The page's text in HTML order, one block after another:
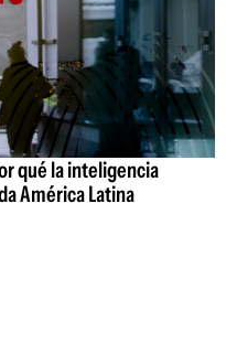
qué la inteligencia
América Latina